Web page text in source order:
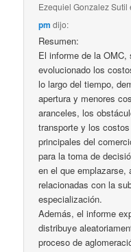
Ezequiel Gonzalez Sutil
pm dijo:
Resumen:
El informe de la
evolucionado los
lo largo del tiempo,
apertura y menores
aranceles, los
transporte y los
principales del
para la toma de
en el que
relacionadas con la
especialización.
Además, el informe
distribuye
proceso de